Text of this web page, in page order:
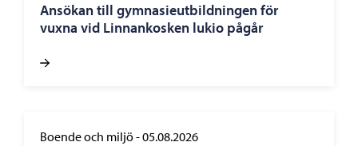
Ansökan till gymnasieutbildningen för
vuxna vid Linnankosken lukio pågår
Boende och miljö-05.08.2026